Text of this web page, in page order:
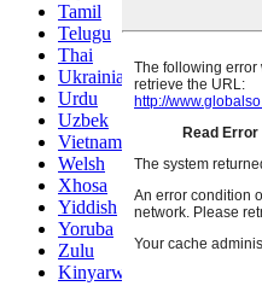
Tamil
Telugu
Thai
Ukrainian
Urdu
Uzbek
Vietnamese
Welsh
Xhosa
Yiddish
Yoruba
Zulu
Kinyarwanda